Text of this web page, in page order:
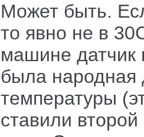
Может быть.
то явно не в
машине датчик
была народная
температуры
ставили